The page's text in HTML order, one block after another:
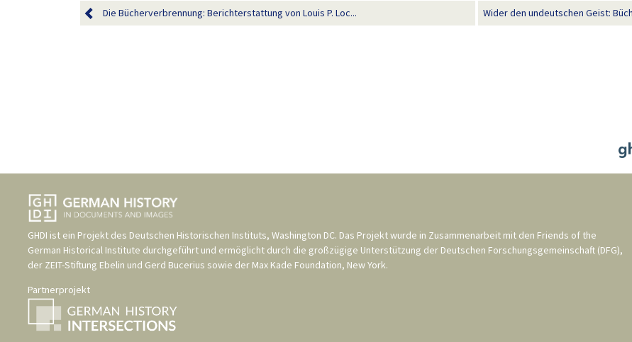
Die Bücherverbrennung: Berichterstattung von Louis P. Loc... Wider den undeutschen Geist:
GHDI ist ein Projekt des Deutschen Historischen Instituts, Washington DC. Das Projekt wurde in Zusammenarbeit mit den Friends of the
German Historical Institute durchgeführt und ermöglicht durch die großzügige Unterstützung der Deutschen Forschungsgemeinschaft (DFG),
der ZEIT-Stiftung Ebelin und Gerd Bucerius sowie der Max Kade Foundation, New York.
Partnerprojekt